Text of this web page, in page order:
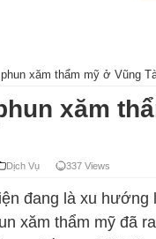
xăm thẩm mỹ ở Vũng
xăm
Dịch Vụ 337 Views
đang là xu
xăm thẩm mỹ đã